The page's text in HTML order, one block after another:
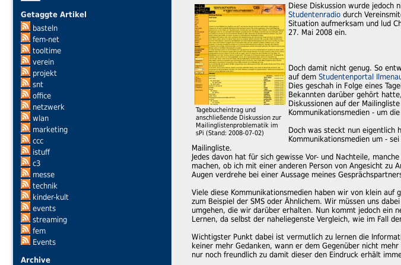
Getaggte Artikel
basteln
fem-net
tooltime
verein
projekt
snt
office
netzwerk
wlan
marketing
ccc
istuff
c3
messe
technik
kinder-kult
events
streaming
fem
Events
Archive
Tagebucheintrag und
anschließende Diskussion zur
Mailinglistenproblematik im
sPi (Stand: 2008-07-02)
Diese Diskussion wurde jedoch
Studentenradio durch
Situation aufmerksam und lud
27. Mai 2008 ein.
Doch damit nicht genug. So
auf dem Studentenportal
Dies geschah in Folge eines
Bekannten darüber gehört
Diskussionen auf der
Kommunikationsmedien - um
Doch was steckt nun eigentlich
Kommunikationsmedien um -
Mailingliste.
Jedes davon hat für sich gewisse Vor- und Nachteile,
machen, ob ich mit einer anderen Person von Angesicht zu
Augen verdrehe bei einer Aussage meines
Viele diese Kommunikationsmedien haben wir von klein
zum Beispiel der SMS oder Ähnlichem. Wir müssen uns
umgehen, die wir darüber erhalten. Nun kommt jedoch ein
Lernen, da selbst der naheliegenste Vergleich, wie im Fall
Wichtigster Punkt dabei ist vermutlich zu lernen die
keiner mehr Gedanken, wann er dem Gegenüber nicht
nur noch freundlich zu damit dieser den Eindruck erhält